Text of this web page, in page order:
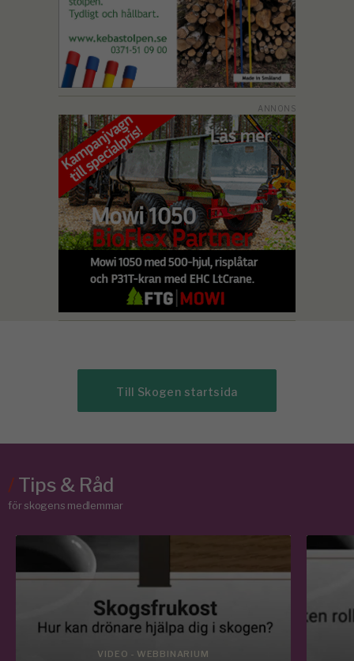
Till Skogen startsida
/Tips & Råd
för skogens medlemmar
VIDEO - WEBBINARIUM